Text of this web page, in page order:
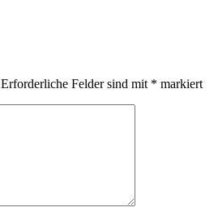
Erforderliche Felder sind mit * markiert